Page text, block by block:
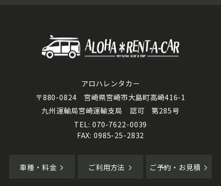
アロハレンタカー
〒880-0824 宮崎県宮崎市大島町高崎416-1
九州運輸局宮崎運輸支局 認可 第285号
TEL: 070-7622-0039
FAX: 0985-25-2832
車種・料金 ご利用方法 ご予約・お見積